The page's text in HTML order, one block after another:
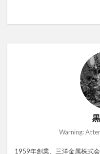
Warning:
1959年創業、三洋金属株式